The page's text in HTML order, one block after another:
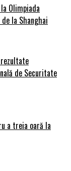
Olimpiada
la Shanghai
de Securitate
a treia oară la